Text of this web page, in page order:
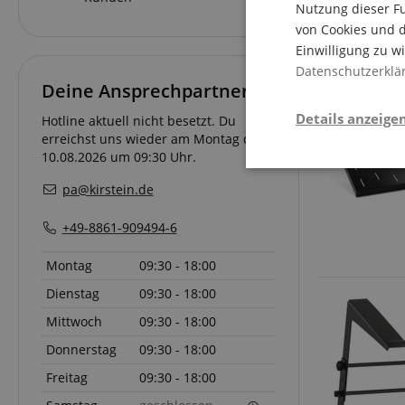
Deine Ansprechpartner
Hotline aktuell nicht besetzt. Du
erreichst uns wieder am Montag den
10.08.2026 um 09:30 Uhr.
pa@kirstein.de
+49-8861-909494-6
Montag
09:30 - 18:00
Dienstag
09:30 - 18:00
Mittwoch
09:30 - 18:00
Donnerstag
09:30 - 18:00
Freitag
09:30 - 18:00
Nutzung dieser
von Cookies und
Einwilligung zu
Details
Statistik-Cookies
nicht verwendet